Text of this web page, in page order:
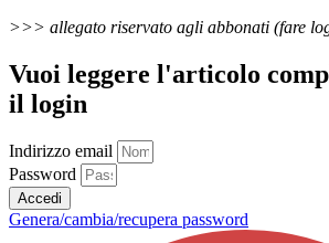
>>> allegato riservato agli abbonati (fare
Vuoi leggere l'articolo
il login
Indirizzo email
Password
Accedi
Genera/cambia/recupera password